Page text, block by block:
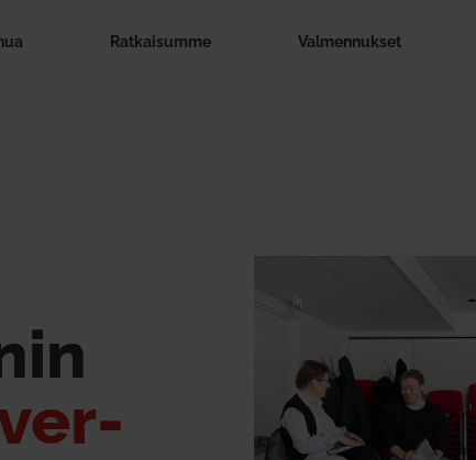
Rat­kai­summe Val­men­nukset